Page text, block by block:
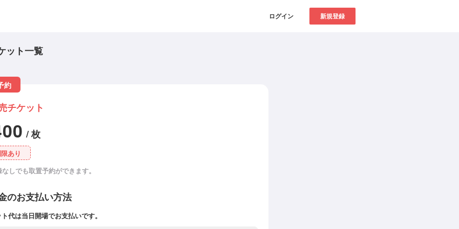
ログイン 新規登録
ット一覧
約
チケット
/ 枚
あり
しでも取置予約ができます。
のお支払い方法
代は当日開場でお支払いです。